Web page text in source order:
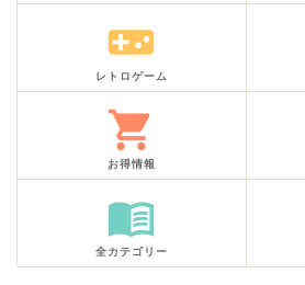
videogame_asset
レトロゲーム
shopping_cart
お得情報
menu_book
全カテゴリー